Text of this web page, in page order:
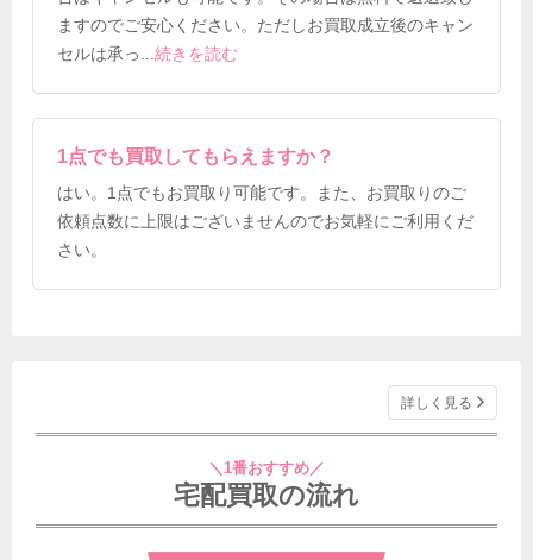
ますのでご安心ください。ただしお買取成立後のキャン
セルは承っ
...続きを読む
1点でも買取してもらえますか？
はい。1点でもお買取り可能です。また、お買取りのご
依頼点数に上限はございませんのでお気軽にご利用くだ
さい。
詳しく見る
＼1番おすすめ／
宅配買取の流れ